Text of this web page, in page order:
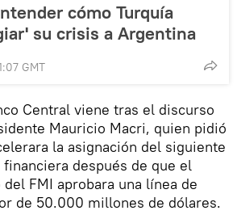
cómo Turquía
su crisis a Argentina
GMT
Central viene tras el discurso
Mauricio Macri, quien pidió
la asignación del siguiente
después de que el
FMI aprobara una línea de
de 50.000 millones de dólares.